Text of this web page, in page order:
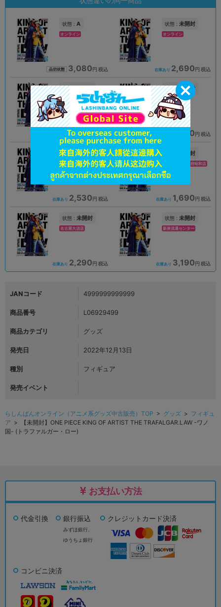
状態 : A
オンライン
品切状態 3,080円 税込
状態 : 未開封
オンライン
在庫あり 2,690円 税込
状態 :
岡山店
2,290円 税込
状態 : 未開封
札幌店本館
3,080円 税込
状態 :未開封
プライムツリー赤池店
在庫あり 2,530円 税込
未開封
イオンモール甲府昭和店
在庫あり 1,690円 税込
状態 : 未開封
名古屋大須店
在庫あり 2,290円 税込
状態 : 未開封
新座流通センター
在庫あり 3,190円 税込
JANコード 4999999999999
商品番号 L06929499
商品カテゴリ グッズ
発売日 2022年12月13日
種別 フィギュア
発売イベント
らしんばんオンライン（アニメ系グッズ中古販売）TOP > グッズ > フィギュ
ア > 【未開封】ONE PIECE KING OF ARTIST THE TRAFALGAR.LAW -ワノ
国- (トラファルガー・ロー)
お支払い方法
代金引換 銀行振込
みずほ銀行、
ゆうちょ銀行
クレジットカード決済
コンビニ決済